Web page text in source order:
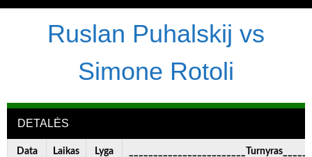
Ruslan Puhalskij vs
Simone Rotoli
DETALĖS
Data Laikas Lyga